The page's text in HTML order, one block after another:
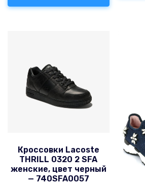
Кроссовки Lacoste
THRILL 0320 2 SFA
женские, цвет черный
— 740SFA0057